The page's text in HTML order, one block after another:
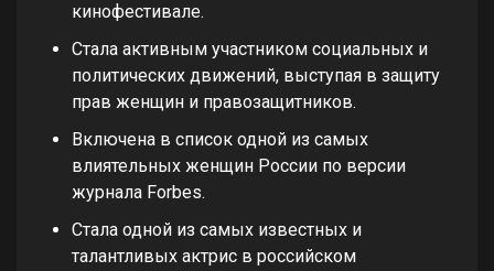
кинофестивале.
Стала активным участником социальных и
политических движений, выступая в защиту
прав женщин и правозащитников.
Включена в список одной из самых
влиятельных женщин России по версии
журнала Forbes.
Стала одной из самых известных и
талантливых актрис в российском